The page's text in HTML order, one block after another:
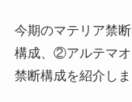
今期のマテリア禁
構成、②アルテマオ
禁断構成を紹介しま